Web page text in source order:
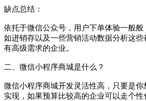
缺点总结：
依托于微信公众号，用户下单体验一般
如进销存以及一些营销活动数据分析这些
有高级需求的企业。
二、微信小程序商城是什么？
微信小程序商城开发灵活性高，只要是你
实现，如果预算比较高的企业可以走个